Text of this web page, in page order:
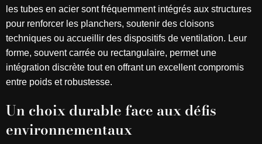
les tubes en acier sont fréquemment intégrés aux structures
pour renforcer les planchers, soutenir des cloisons
techniques ou accueillir des dispositifs de ventilation. Leur
forme, souvent carrée ou rectangulaire, permet une
intégration discrète tout en offrant un excellent compromis
entre poids et robustesse.
Un choix durable face aux défis
environnementaux